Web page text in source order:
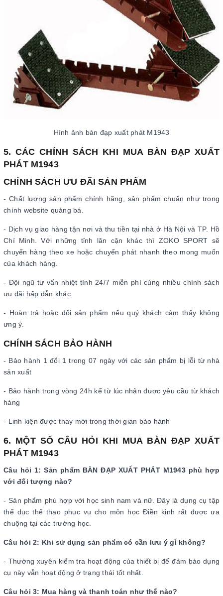
Hình ảnh bàn đạp xuất phát M1943
5. CÁC CHÍNH SÁCH KHI MUA BÀN ĐẠP XUẤT
PHÁT M1943
CHÍNH SÁCH ƯU ĐÃI SẢN PHẨM
- Chất lượng sản phẩm chính hãng, sản phẩm chuẩn như trong
chính website quảng bá.
- Dịch vụ giao hàng tận nơi và thu tiền tại nhà ở Hà Nội và TP. Hồ
Chí Minh. Với những tỉnh lân cận khác thì ZOKO SPORT sẽ
chuyển hàng theo xe hoặc chuyển phát nhanh theo mong muốn
của khách hàng.
- Đội ngũ tư vấn nhiệt tình 24/7 miễn phí cùng nhiều chính sách
ưu đãi hấp dẫn khác
- Hoàn trả hoặc đổi sản phẩm nếu quý khách cảm thấy không
ưng ý.
CHÍNH SÁCH BẢO HÀNH
- Bảo hành 1 đổi 1 trong 07 ngày với các sản phẩm bị lỗi từ nhà
sản xuất
- Bảo hành trong vòng 24h kể từ lúc nhận được yêu cầu từ khách
hàng
- Linh kiện được thay mới trong thời gian bảo hành
6. MỘT SỐ CÂU HỎI KHI MUA BÀN ĐẠP XUẤT
PHÁT M1943
Câu hỏi 1: Sản phẩm BÀN ĐẠP XUẤT PHÁT M1943 phù hợp
với đối tượng nào?
- Sản phẩm phù hợp với học sinh nam và nữ. Đây là dụng cụ tập
thể dục thể thao phục vụ cho môn học Điền kinh rất được ưa
chuộng tại các trường học.
Câu hỏi 2: Khi sử dụng sản phẩm có cần lưu ý gì không?
- Thường xuyên kiểm tra hoạt động của thiết bị để đảm bảo dụng
cụ này vẫn hoạt động ở trạng thái tốt nhất.
Câu hỏi 3: Mua hàng và thanh toán như thế nào?